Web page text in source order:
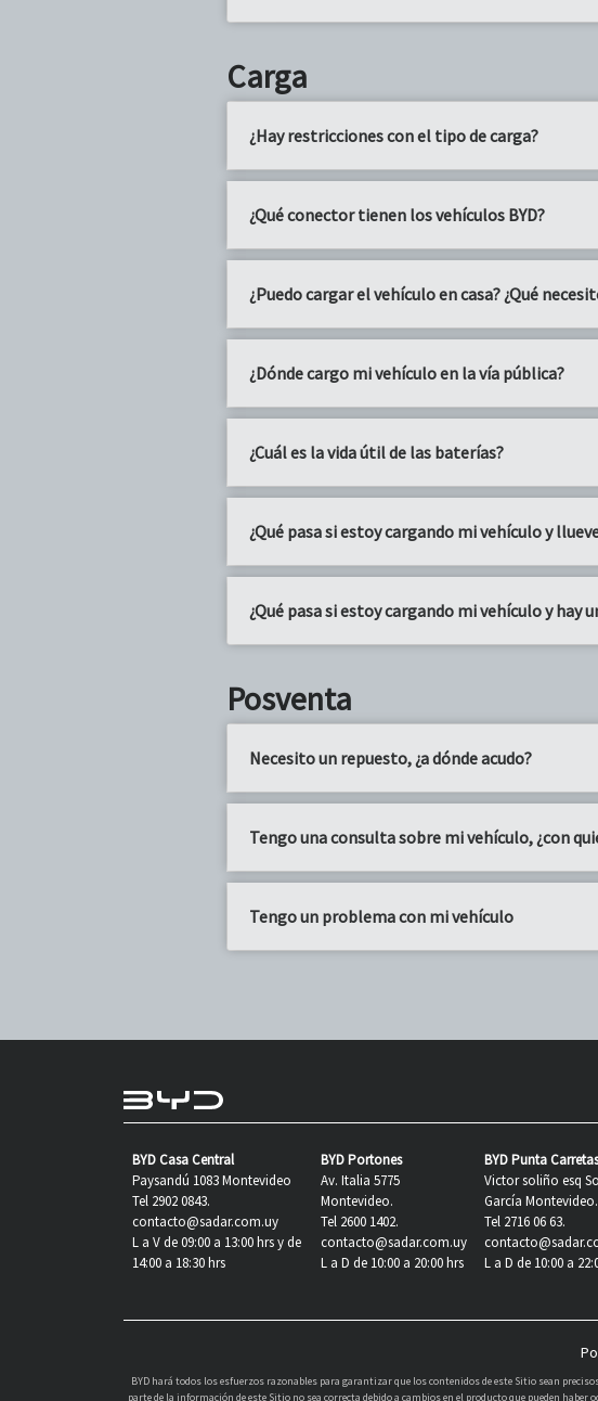
Carga
¿Hay restricciones con el tipo de carga?
¿Qué conector tienen los vehículos BYD?
¿Puedo cargar el vehículo en casa? ¿Qué
¿Dónde cargo mi vehículo en la vía pública?
¿Cuál es la vida útil de las baterías?
¿Qué pasa si estoy cargando mi vehículo y
¿Qué pasa si estoy cargando mi vehículo y hay
Posventa
Necesito un repuesto, ¿a dónde acudo?
Tengo una consulta sobre mi vehículo, ¿con
Tengo un problema con mi vehículo
BYD Casa Central
Paysandú 1083 Montevideo
Tel 2902 0843.
contacto@sadar.com.uy
L a V de 09:00 a 13:00 hrs y de
14:00 a 18:30 hrs
BYD Portones
Av. Italia 5775
Montevideo.
Tel 2600 1402.
contacto@sadar.com.uy
L a D de 10:00 a 20:00 hrs
BYD Punta Carretas
Victor soliño esq
García Montevideo.
Tel 2716 06 63.
L a D de 10:00 a
BYD hará todos los esfuerzos razonables para garantizar que los contenidos de este Sitio sean
parte de la información de este Sitio no sea correcta debido a cambios en el producto que pueden